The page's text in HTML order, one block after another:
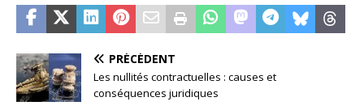
PRÉCÉDENT
Les nullités contractuelles : causes et
conséquences juridiques